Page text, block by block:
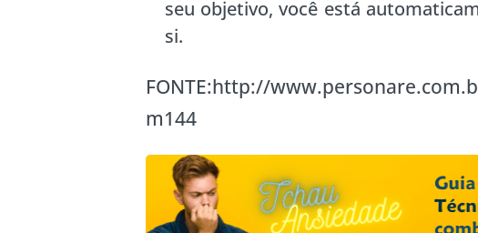
seu objetivo, você está
si.
FONTE:http://
m144